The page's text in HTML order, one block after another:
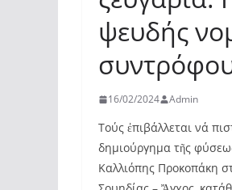
ψευδής
16/02/2024 Admin
Τούς ἐπιβάλλεται νά
δημιούργημα τῆς
Καλλιόπης Προκοπάκη